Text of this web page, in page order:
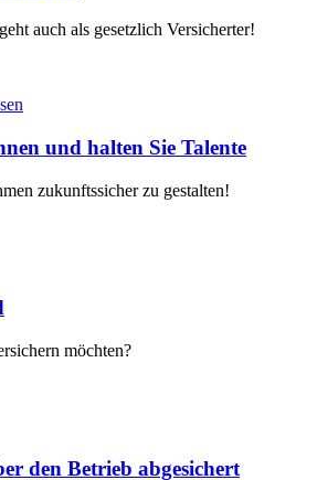
auch als gesetzlich Versicherter!
und halten Sie Talente
zukunftssicher zu gestalten!
möchten?
den Betrieb abgesichert